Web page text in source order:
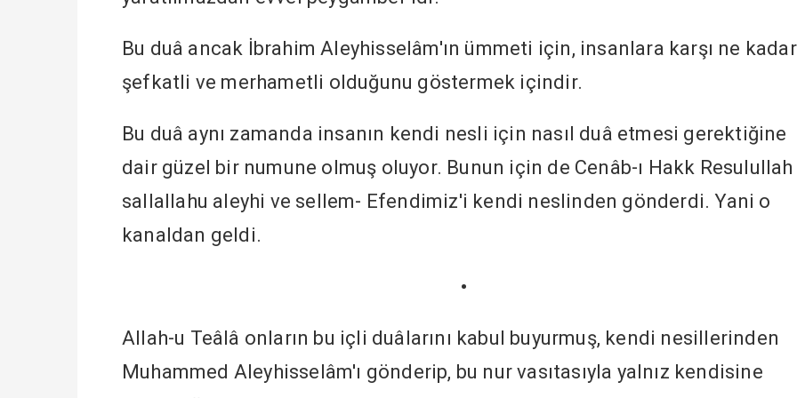
Bu duâ ancak İbrahim Aleyhisselâm'ın ümmeti için, insanlara karşı ne kadar
şefkatli ve merhametli olduğunu göstermek içindir.
Bu duâ aynı zamanda insanın kendi nesli için nasıl duâ etmesi gerektiğine
dair güzel bir numune olmuş oluyor. Bunun için de Cenâb-ı Hakk Resulullah
sallallahu aleyhi ve sellem- Efendimiz'i kendi neslinden gönderdi. Yani o
kanaldan geldi.
•
Allah-u Teâlâ onların bu içli duâlarını kabul buyurmuş, kendi nesillerinden
Muhammed Aleyhisselâm'ı gönderip, bu nur vasıtasıyla yalnız kendisine